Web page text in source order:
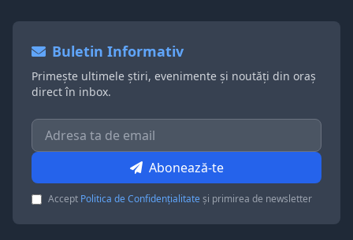
Buletin Informativ
Primește ultimele știri, evenimente și noutăți din oraș
direct în inbox.
Abonează-te
Accept Politica de Confidențialitateși primirea de newsletter